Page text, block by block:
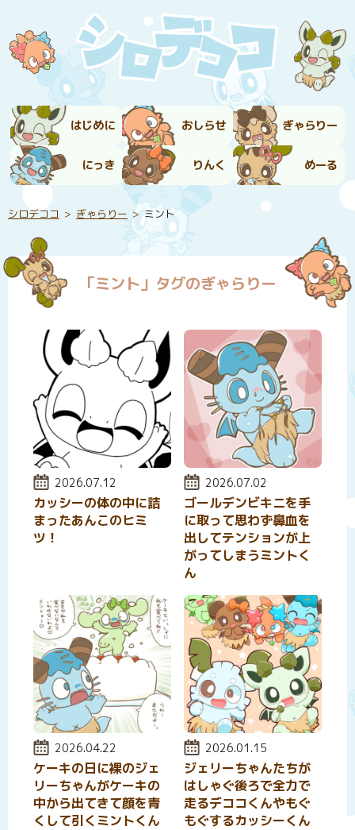
はじめに おしらせ ぎゃらりー
にっき りんく めーる
シロデココ ぎゃらりー ミント
「ミント」タグのぎゃらりー
投稿日:
2026.07.12
カッシーの体の中に詰
まったあんこのヒミ
ツ！
投稿日:
2026.07.02
ゴールデンビキニを手
に取って思わず鼻血を
出してテンションが上
がってしまうミントく
ん
投稿日:
2026.04.22
ケーキの日に裸のジェ
リーちゃんがケーキの
中から出てきて顔を青
くして引くミントくん
投稿日:
2026.01.15
ジェリーちゃんたちが
はしゃぐ後ろで全力で
走るデココくんやもぐ
もぐするカッシーくん